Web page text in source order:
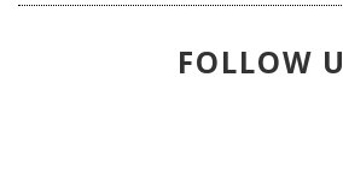
FOLLOW